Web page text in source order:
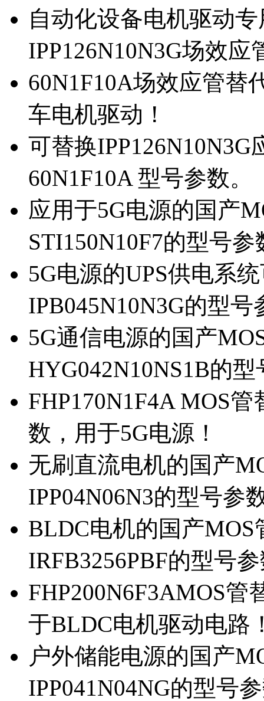
自动化设备电机驱动
IPP126N10N3G场效应
60N1F10A场效应管替
车电机驱动！
可替换
60N1F10A 型号参数。
应用于5G电源的国产
STI150N10F7的型号参
5G电源的UPS供电系
IPB045N10N3G的型号
5G通信电源的国产
HYG042N10NS1B的
FHP170N1F4A MOS
数，用于5G电源！
无刷直流电机的国产
IPP04N06N3的型号参
BLDC电机的国产MOS
IRFB3256PBF的型号
FHP200N6F3AMOS管
于BLDC电机驱动电路
户外储能电源的国产
IPP041N04NG的型号